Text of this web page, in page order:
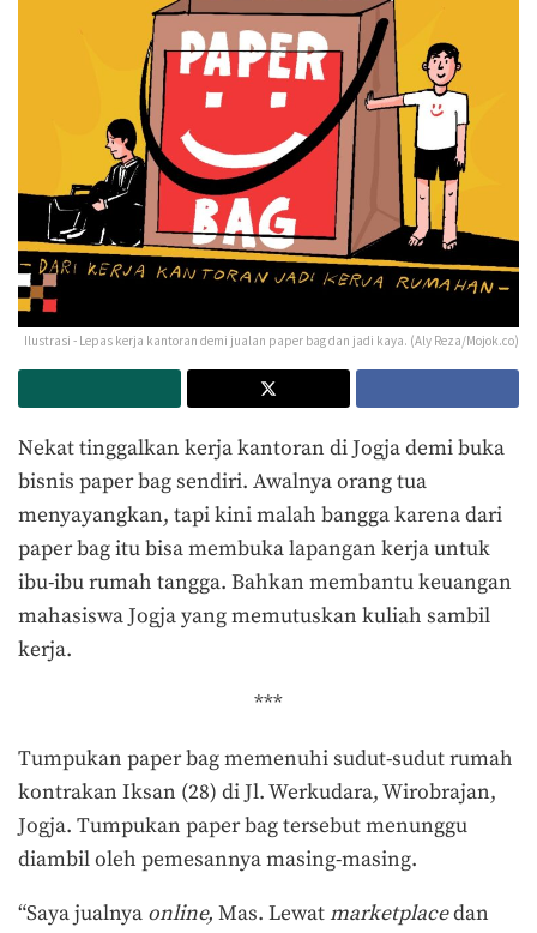
Ilustrasi - Lepas kerja kantoran demi jualan paper bag dan jadi kaya. (Aly Reza/Mojok.co)
Nekat tinggalkan kerja kantoran di Jogja demi buka
bisnis paper bag sendiri. Awalnya orang tua
menyayangkan, tapi kini malah bangga karena dari
paper bag itu bisa membuka lapangan kerja untuk
ibu-ibu rumah tangga. Bahkan membantu keuangan
mahasiswa Jogja yang memutuskan kuliah sambil
kerja.
***
Tumpukan paper bag memenuhi sudut-sudut rumah
kontrakan Iksan (28) di Jl. Werkudara, Wirobrajan,
Jogja. Tumpukan paper bag tersebut menunggu
diambil oleh pemesannya masing-masing.
“Saya jualnya online, Mas. Lewatmarketplacedan